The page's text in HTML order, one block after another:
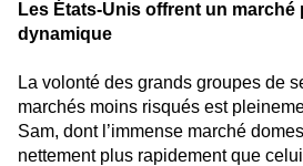
Les États-Unis offrent un
dynamique
La volonté des grands groupes de
marchés moins risqués est
Sam, dont l’immense marché
nettement plus rapidement que